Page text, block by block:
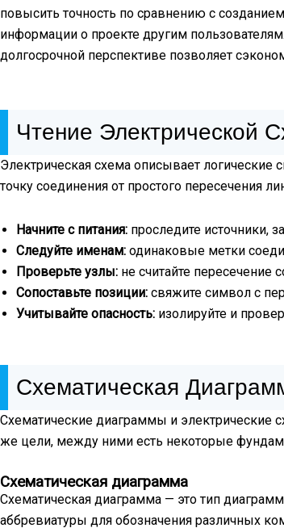
повысить точность по сравнению с
информации о проекте другим
долгосрочной перспективе позволяет
Чтение
Электрическая схема описывает логические
точку соединения от простого
Начните с питания: проследите источники,
Следуйте именам: одинаковые метки
Проверьте узлы: не считайте пересечение
Сопоставьте позиции: свяжите символ с
Учитывайте опасность: изолируйте и
Схематическая
Схематические диаграммы и электрические
же цели, между ними есть некоторые
Схематическая диаграмма
Схематическая диаграмма — это тип
аббревиатуры для обозначения различных